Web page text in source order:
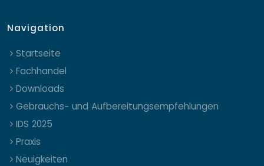
Navigation
Startseite
Fachhandel
Downloads
Gebrauchs- und Aufbereitungsempfehlungen
IDS 2025
Praxis
Neuigkeiten